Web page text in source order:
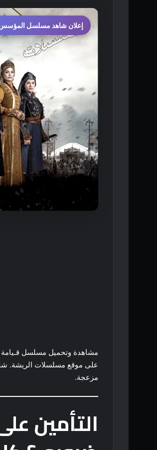
إعلان شاهد مسلسل المؤسس
على موقع مسلسلات الريشة.
مزعجة.
التأمين